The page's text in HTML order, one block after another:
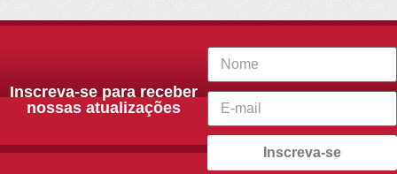
Inscreva-se para receber
nossas atualizações
Inscreva-se